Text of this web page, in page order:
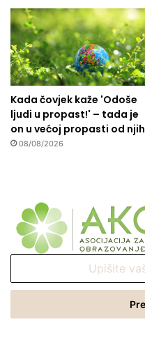
Kada čovjek kaže 'Odoše
ljudi u propast!' – tada je
on u većoj propasti od njih
08/08/2026
Email